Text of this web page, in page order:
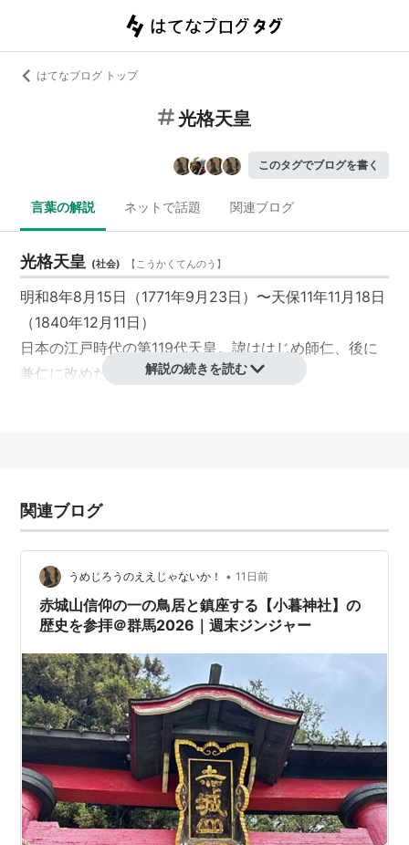
はてなブログ トップ
光格天皇
このタグでブログを書く
言葉の解説 ネットで話題 関連ブログ
光格天皇 (社会) 【こうかくてんのう 】
明和8年8月15日（1771年9月23日）〜天保11年11月18日
（1840年12月11日）
日本の江戸時代の第119代天皇。諱ははじめ師仁、後に
兼仁に改めた。
解説の続きを読む
関連ブログ
うめじろうのええじゃないか！ • 11日前
赤城山信仰の一の鳥居と鎮座する【小暮神社】の
歴史を参拝＠群馬2026｜週末ジンジャー